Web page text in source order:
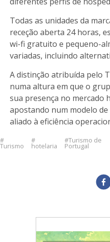
Todas as unidades da
receção aberta 24 horas,
wi-fi gratuito e pequeno-
variadas, incluindo
A distinção atribuída pelo
numa altura em que o
sua presença no mercado
apostando num modelo
aliado à eficiência
Turismo hotelaria
Turismo de
Portugal